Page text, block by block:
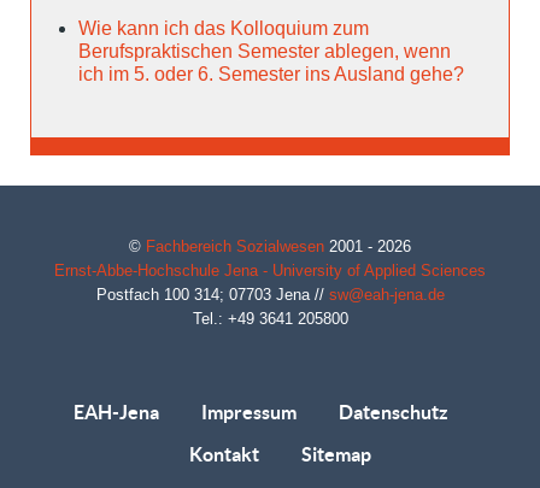
Wie kann ich das Kolloquium zum
Berufspraktischen Semester ablegen, wenn
ich im 5. oder 6. Semester ins Ausland gehe?
© Fachbereich Sozialwesen 2001 - 2026
Ernst-Abbe-Hochschule Jena - University of Applied Sciences
Postfach 100 314; 07703 Jena// sw@eah-jena.de
Tel.: +49 3641 205800
EAH-Jena Impressum
Datenschutz
Kontakt
Sitemap